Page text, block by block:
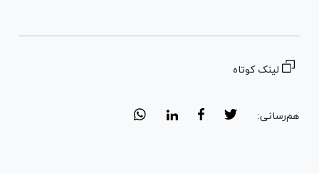
لینک کوتاه
هم‌رسانی: